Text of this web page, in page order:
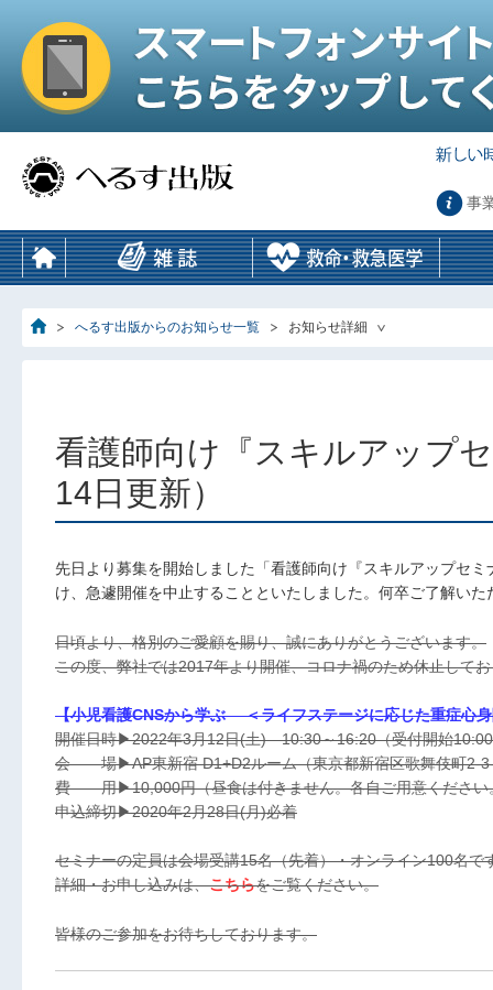
事
へるす出版からのお知らせ一覧 お知らせ詳細
看護師向け『スキルアップ
14日更新）
先日より募集を開始しました「看護師向け『スキルアップセ
け、急遽開催を中止することといたしました。何卒ご了解い
日頃より、格別のご愛顧を賜り、誠にありがとうございます。
この度、弊社では2017年より開催、コロナ禍のため休止して
【小児看護CNSから学ぶ ＜ライフステージに応じた重症心
開催日時▶︎2022年3月12日(土) 10:30～16:20（受付開始
会 場▶︎AP東新宿 D1+D2ルーム（東京都新宿区歌舞伎町2-3-
費 用▶︎10,000円（昼食は付きません。各自ご用意ください
申込締切▶︎2020年2月28日(月)必着
セミナーの定員は会場受講15名（先着）・オンライン100名で
詳細・お申し込みは、こちらをご覧ください。
皆様のご参加をお待ちしております。